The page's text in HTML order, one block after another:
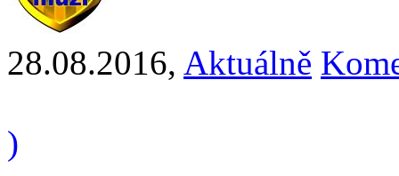
28.08.2016, Aktuálně
)